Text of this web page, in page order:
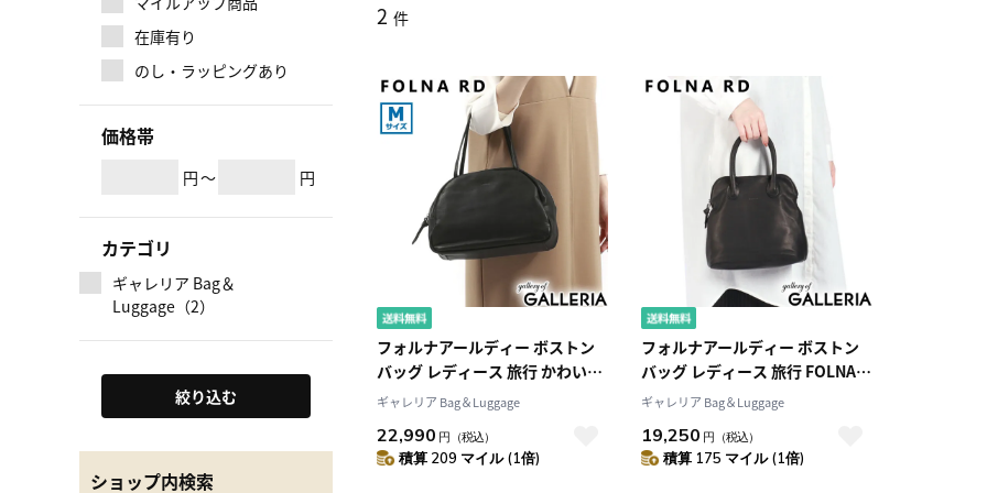
在庫有り
のし・ラッピングあり
価格帯
円～ 円
カテゴリ
ギャレリア Bag＆
Luggage（2）
絞り込む
ショップ内検索
2 件
フォルナアールディー ボストン
バッグ レディース 旅行 かわいい
FOLNA RD ミニボストンバッグ
ド 軽い おしゃれ 本革 黒 日本製
ソフトレザー ボストンバッグ M
ギャレリア Bag＆Luggage
22,990 円 （税込）
積算 209 マイル (1倍)
フォルナアールディー ボストン
バッグ レディース 旅行 FOLNA
RD ボストン バッグ ミニボスト
可愛い おしゃれ きれいめ 本革 革
黒 日本製 ソフトレザー ブガッテ
ギャレリア Bag＆Luggage
19,250 円 （税込）
積算 175 マイル (1倍)